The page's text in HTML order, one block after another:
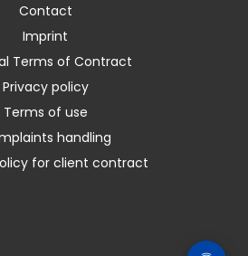
Contact
Imprint
Terms of Contract
Privacy policy
Terms of use
handling
for client contract